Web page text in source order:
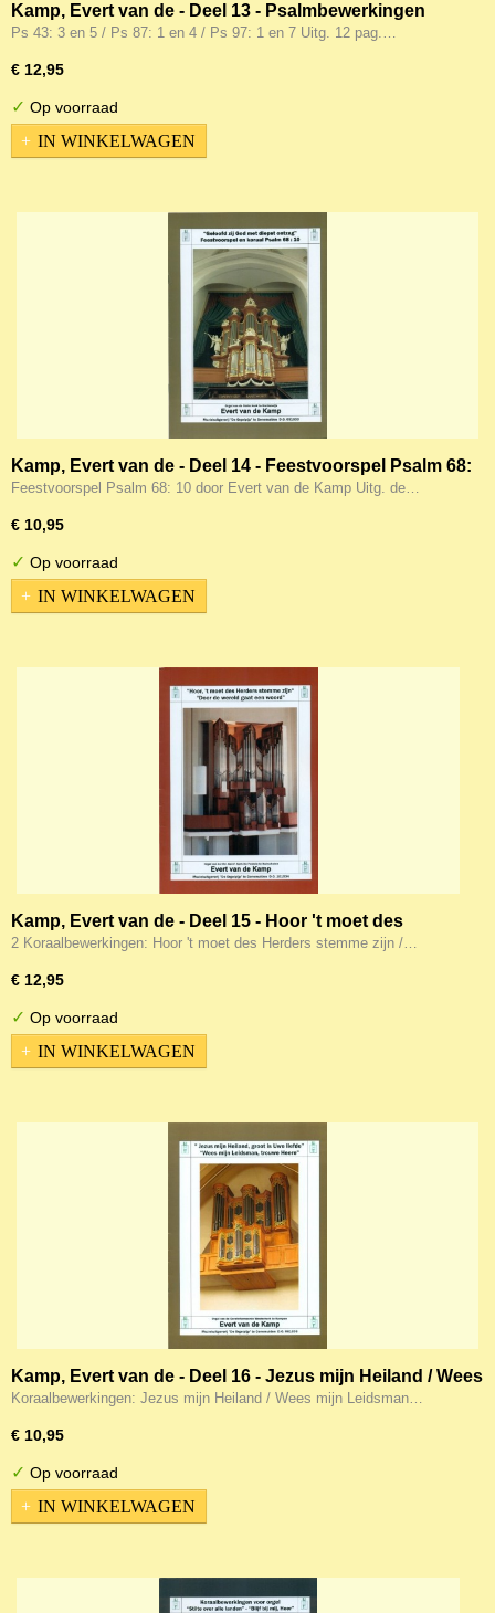
Kamp, Evert van de - Deel 13 - Psalmbewerkingen
deel 1 - Psalm 43,87,97 (Noten)
Ps 43: 3 en 5 / Ps 87: 1 en 4 / Ps 97: 1 en 7 Uitg. 12 pag.…
€ 12,95
✓ Op voorraad
IN WINKELWAGEN
Kamp, Evert van de - Deel 14 - Feestvoorspel Psalm 68:
10 (Noten)
Feestvoorspel Psalm 68: 10 door Evert van de Kamp Uitg. de…
€ 10,95
✓ Op voorraad
IN WINKELWAGEN
Kamp, Evert van de - Deel 15 - Hoor 't moet des
Herders stemme zijn / Door de wereld gaat een Woord
2 Koraalbewerkingen: Hoor 't moet des Herders stemme zijn /…
€ 12,95
✓ Op voorraad
IN WINKELWAGEN
Kamp, Evert van de - Deel 16 - Jezus mijn Heiland / Wees
mijn Leidsman
Koraalbewerkingen: Jezus mijn Heiland / Wees mijn Leidsman…
€ 10,95
✓ Op voorraad
IN WINKELWAGEN